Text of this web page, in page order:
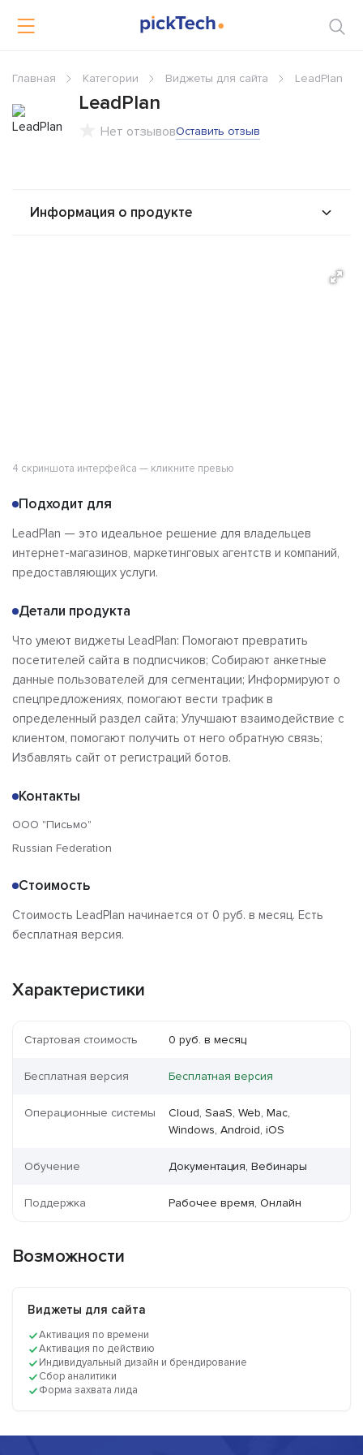
Главная Категории Виджеты для сайта LeadPlan
LeadPlan
Нет отзывовОставить отзыв
Информация о продукте
4 скриншота интерфейса — кликните превью
Подходит для
LeadPlan — это идеальное решение для владельцев
интернет-магазинов, маркетинговых агентств и компаний,
предоставляющих услуги.
Детали продукта
Что умеют виджеты LeadPlan: Помогают превратить
посетителей сайта в подписчиков; Собирают анкетные
данные пользователей для сегментации; Информируют о
спецпредложениях, помогают вести трафик в
определенный раздел сайта; Улучшают взаимодействие с
клиентом, помогают получить от него обратную связь;
Избавлять сайт от регистраций ботов.
Контакты
ООО "Письмо"
Russian Federation
Стоимость
Стоимость LeadPlan начинается от 0 руб. в месяц. Есть
бесплатная версия.
Характеристики
Стартовая стоимость 0 руб. в месяц
Бесплатная версия Бесплатная версия
Операционные системы
Cloud, SaaS, Web, Mac,
Windows, Android, iOS
Обучение Документация, Вебинары
Поддержка Рабочее время, Онлайн
Возможности
Виджеты для сайта
Активация по времени
Активация по действию
Индивидуальный дизайн и брендирование
Сбор аналитики
Форма захвата лида